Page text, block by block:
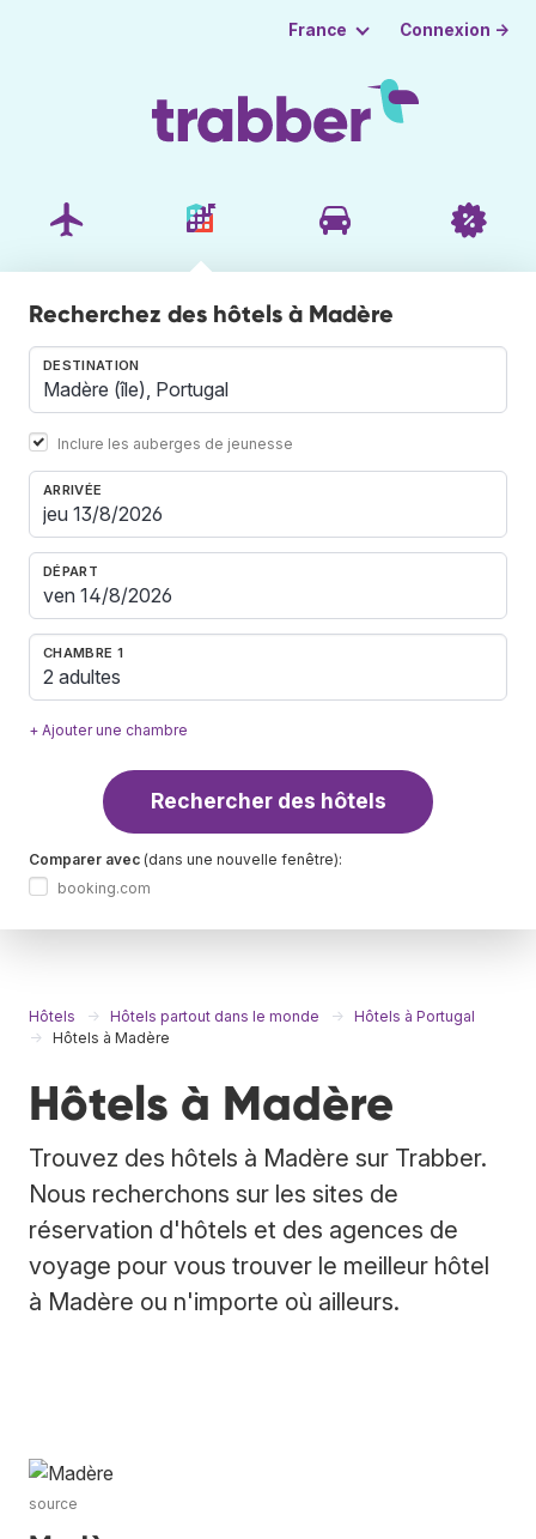
France Connexion →
Recherchez des hôtels à Madère
DESTINATION
Inclure les auberges de jeunesse
ARRIVÉE
DÉPART
CHAMBRE 1
2 adultes
+ Ajouter une chambre
Rechercher des hôtels
Comparer avec (dans une nouvelle fenêtre):
booking.com
Hôtels Hôtels partout dans le monde
Hôtels à Portugal
Hôtels à Madère
Hôtels à Madère
Trouvez des hôtels à Madère sur Trabber.
Nous recherchons sur les sites de
réservation d'hôtels et des agences de
voyage pour vous trouver le meilleur hôtel
à Madère ou n'importe où ailleurs.
source